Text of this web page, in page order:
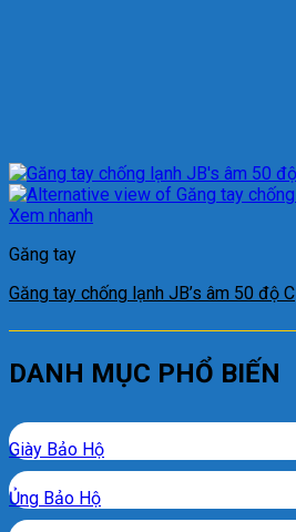
Xem nhanh
Găng tay
Găng tay chống lạnh JB’s âm 50 độ C
DANH MỤC PHỔ BIẾN
Giày Bảo Hộ
Ủng Bảo Hộ